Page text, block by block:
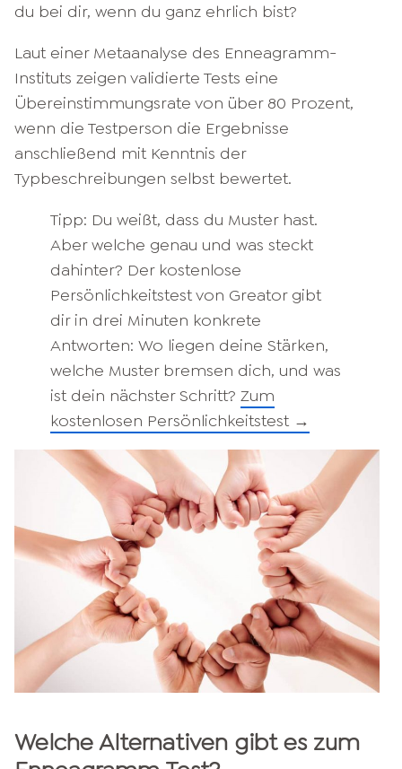
du bei dir, wenn du ganz ehrlich bist?
Laut einer Metaanalyse des Enneagramm-
Instituts zeigen validierte Tests eine
Übereinstimmungsrate von über 80 Prozent,
wenn die Testperson die Ergebnisse
anschließend mit Kenntnis der
Typbeschreibungen selbst bewertet.
Tipp: Du weißt, dass du Muster hast.
Aber welche genau und was steckt
dahinter? Der kostenlose
Persönlichkeitstest von Greator gibt
dir in drei Minuten konkrete
Antworten: Wo liegen deine Stärken,
welche Muster bremsen dich, und was
ist dein nächster Schritt? Zum
kostenlosen Persönlichkeitstest →
Welche Alternativen gibt es zum ​